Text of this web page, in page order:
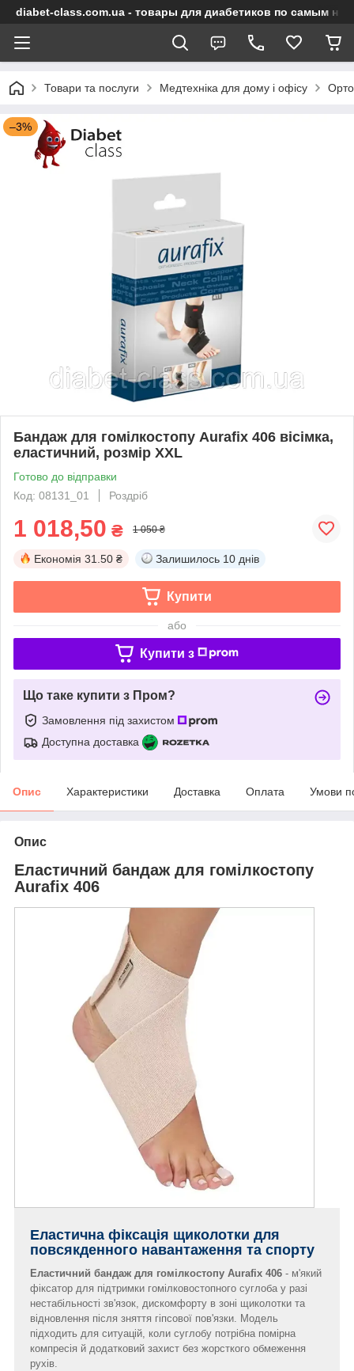
diabet-class.com.ua - товары для диабетиков по самым
Товари та послуги Медтехніка для дому і офісу
–3%
Бандаж для гомілкостопу Aurafix 406 вісімка,
еластичний, розмір XXL
Готово до відправки
Код: 08131_01
Роздріб
1 018,50 ₴ 1 050 ₴
Економія 31.50 ₴ Залишилось 10 днів
Купити
або
Купити з
Що таке купити з Пром?
Замовлення під захистом
Доступна доставка
Опис Характеристики Доставка Оплата Умови
Опис
Еластичний бандаж для гомілкостопу
Aurafix 406
Еластична фіксація щиколотки для
повсякденного навантаження та спорту
Еластичний бандаж для гомілкостопу Aurafix 406 - м'який
фіксатор для підтримки гомілковостопного суглоба у разі
нестабільності зв'язок, дискомфорту в зоні щиколотки та
відновлення після зняття гіпсової пов'язки. Модель
підходить для ситуацій, коли суглобу потрібна помірна
компресія й додатковий захист без жорсткого обмеження
рухів.